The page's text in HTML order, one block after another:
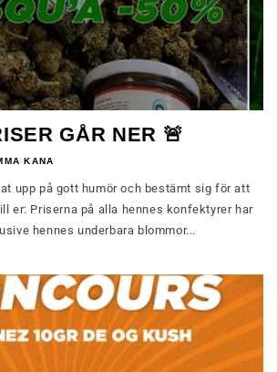
GÅR NER 🚨
KANA
upp på gott humör och bestämt sig för att
er: Priserna på alla hennes konfektyrer har
hennes underbara blommor...